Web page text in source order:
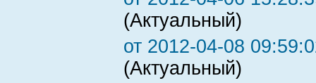
(Актуальный)
от 2012-04-08
(Актуальный)